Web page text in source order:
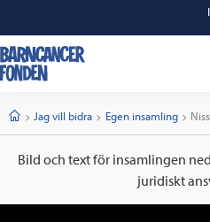
StartJag vill bidra Egen insamling
Bild och text för insamlingen
juridiskt